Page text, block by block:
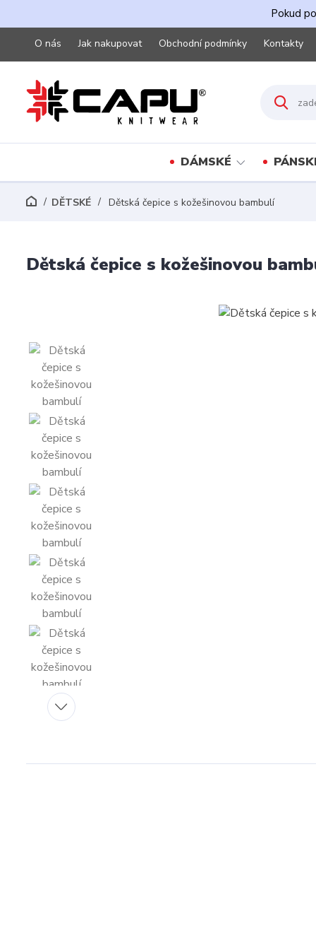
Pokud
O nás Jak nakupovat Obchodní podmínky Kontakty
DÁMSKÉ
DĚTSKÉ Dětská čepice s kožešinovou bambulí
Dětská čepice s kožešinovou